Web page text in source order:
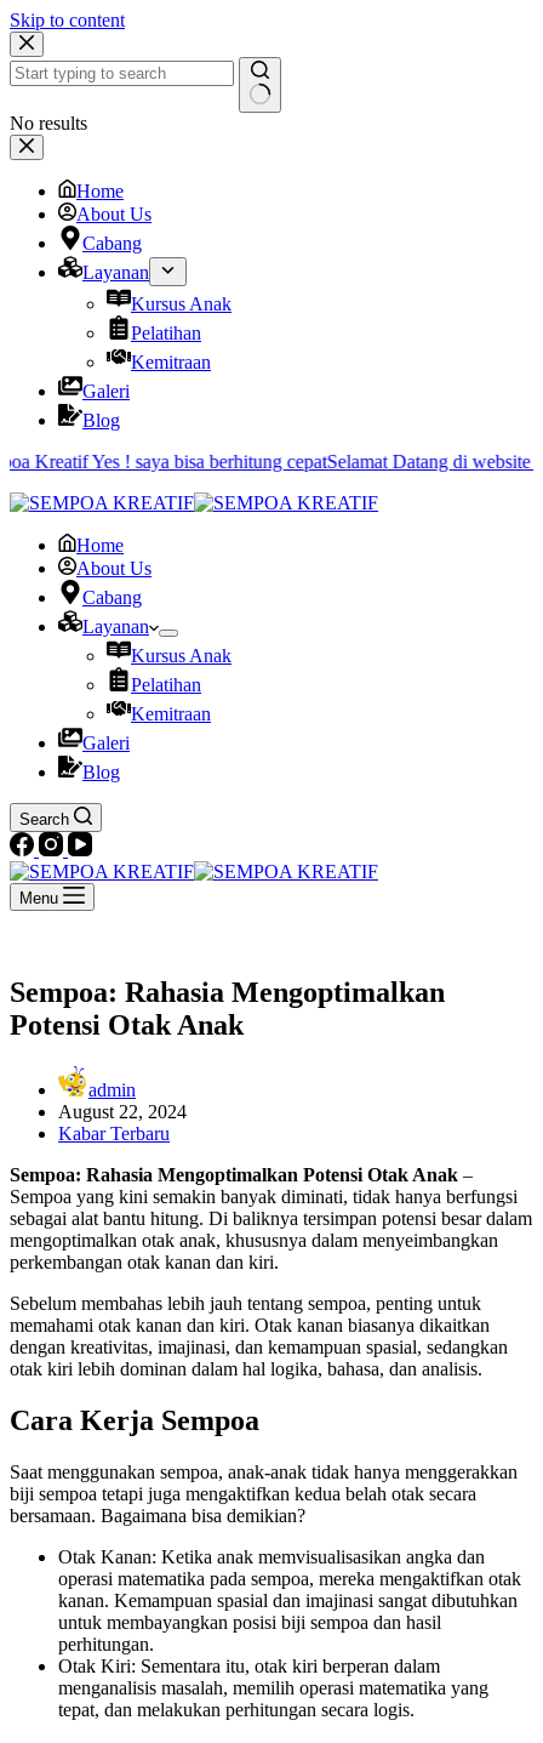
Skip to content
No results
Home
About Us
Cabang
Layanan
Kursus Anak
Pelatihan
Kemitraan
Galeri
Blog
Kreatif Yes ! saya bisa berhitung cepatSelamat Datang di website
Home
About Us
Cabang
Layanan
Kursus Anak
Pelatihan
Kemitraan
Galeri
Blog
Search
Menu
Sempoa: Rahasia Mengoptimalkan
Potensi Otak Anak
admin
August 22, 2024
Kabar Terbaru
Sempoa: Rahasia Mengoptimalkan Potensi Otak Anak –
Sempoa yang kini semakin banyak diminati, tidak hanya berfungsi
sebagai alat bantu hitung. Di baliknya tersimpan potensi besar dalam
mengoptimalkan otak anak, khususnya dalam menyeimbangkan
perkembangan otak kanan dan kiri.
Sebelum membahas lebih jauh tentang sempoa, penting untuk
memahami otak kanan dan kiri. Otak kanan biasanya dikaitkan
dengan kreativitas, imajinasi, dan kemampuan spasial, sedangkan
otak kiri lebih dominan dalam hal logika, bahasa, dan analisis.
Cara Kerja Sempoa
Saat menggunakan sempoa, anak-anak tidak hanya menggerakkan
biji sempoa tetapi juga mengaktifkan kedua belah otak secara
bersamaan. Bagaimana bisa demikian?
Otak Kanan: Ketika anak memvisualisasikan angka dan
operasi matematika pada sempoa, mereka mengaktifkan otak
kanan. Kemampuan spasial dan imajinasi sangat dibutuhkan
untuk membayangkan posisi biji sempoa dan hasil
perhitungan.
Otak Kiri: Sementara itu, otak kiri berperan dalam
menganalisis masalah, memilih operasi matematika yang
tepat, dan melakukan perhitungan secara logis.